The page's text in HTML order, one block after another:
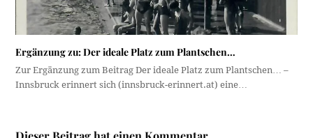
Ergänzung zu: Der ideale Platz zum Plantschen…
Zur Ergänzung zum Beitrag Der ideale Platz zum Plantschen… –
Innsbruck erinnert sich (innsbruck-erinnert.at) eine…